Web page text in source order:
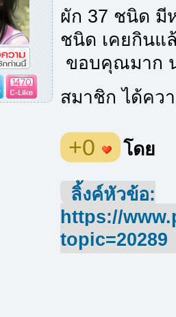
1470
ผัก 37 ชนิด มี
ชนิด เคยกินแ
ขอบคุณมาก
สมาชิก ได้คว
+0 โดย
ลิ้งค์หัวข้อ:
https://
topic=20289